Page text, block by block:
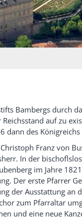
Bambergs durch
auf zu
dann des Königreichs
Franz von
In der
im Jahre
Der erste Pfarrer
der Ausstattung
zum Pfarraltar
und eine neue